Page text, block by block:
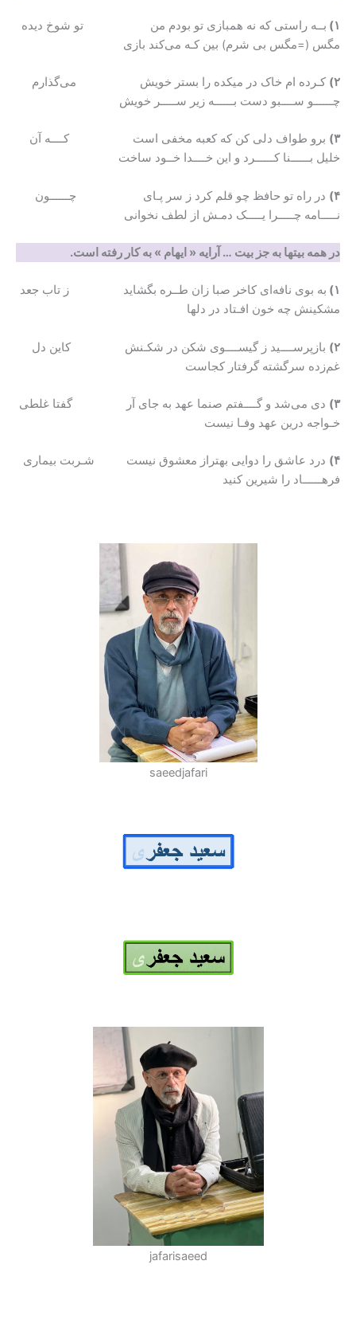
۱)
بــه راستی که نه همبازی تو بودم من تو شوخ دیده
مگس (=مگس بی شرم) بین کـه می‌کند بازی
۲) کـرده ام خاک در میکده را بستر خویش می‌گذارم
چــــــو ســــبو دست بــــــه زیر ســـــر خویش
۳)
برو طواف دلی کن که کعبه مخفی است کــــه آن
خلیل بــــــنا کــــــرد و این خــــدا خــود ساخت
۴)
در راه تو حافظ چو قلم کرد ز سر پـای چــــــون
نـــــامه چـــــرا یـــــک دمـش از لطف نخوانی
در همه بیتها به جز بیت … آرایه « ایهام » به کار رفته است.
۱)
به بوی نافه‌ای کاخر صبا زان طــره بگشاید ز تاب جعد
مشکینش چه خون افـتاد در دلها
۲)
بازپرســــید ز گیســــوی شکن در شکـنش کاین دل
غم‌زده سرگشته گرفتار کجاست
۳)
دی می‌شد و گــــفتم صنما عهد به جای آر گفتا غلطی
خـواجه درین عهد وفـا نیست
۴)
درد عاشق را دوایی بهتراز معشوق نیست شـربت بیماری
فرهــــــاد را شیرین کنید
saeedjafari
jafarisaeed